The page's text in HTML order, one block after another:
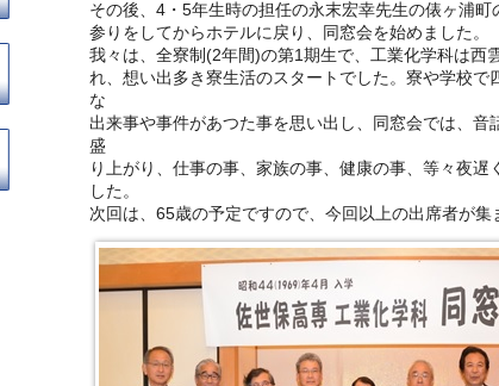
その後、4・5年生時の担任の永末宏幸先生の俵ヶ浦
参りをしてからホテルに戻り、同窓会を始めました。
我々は、全寮制(2年間)の第1期生で、工業化学科は西
れ、想い出多き寮生活のスタートでした。寮や学校
な
出来事や事件があつた事を思い出し、同窓会では、
盛
り上がり、仕事の事、家族の事、健康の事、等々夜
した。
次回は、65歳の予定ですので、今回以上の出席者が